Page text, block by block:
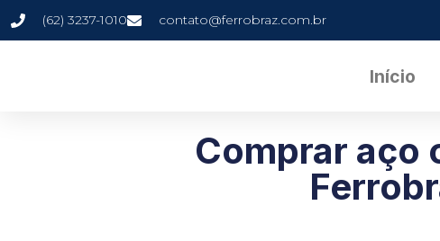
(62) 3237-1010 contato@ferrobraz.com.br
Início
Comprar aço